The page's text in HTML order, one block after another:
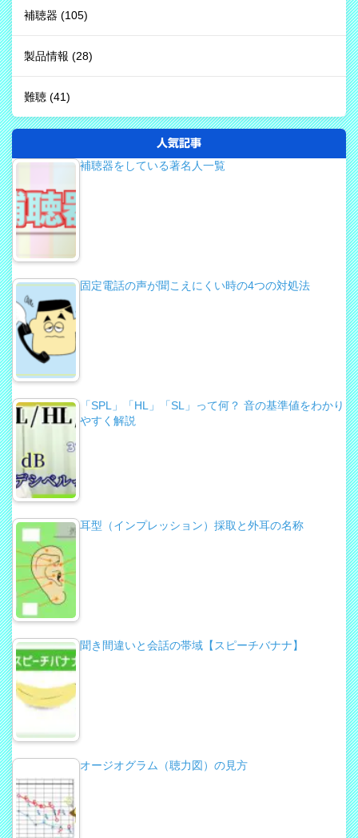
補聴器 (105)
製品情報 (28)
難聴 (41)
人気記事
補聴器をしている著名人一覧
固定電話の声が聞こえにくい時の4つの対処法
「SPL」「HL」「SL」って何？ 音の基準値をわかり
やすく解説
耳型（インプレッション）採取と外耳の名称
聞き間違いと会話の帯域【スピーチバナナ】
オージオグラム（聴力図）の見方